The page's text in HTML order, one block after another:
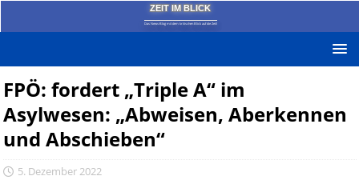
ZEIT IM BLICK
Das News-Blog mit dem kritischen Blick auf die Zeit!
FPÖ: fordert „Triple A“ im
Asylwesen: „Abweisen, Aberkennen
und Abschieben“
5. Dezember 2022